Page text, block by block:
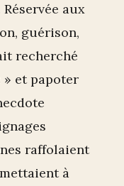
aux
guérison,
recherché
» et papoter
raffolaient
à